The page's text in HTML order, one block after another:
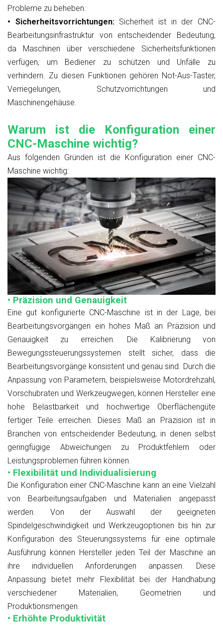
Probleme zu beheben.
• Sicherheitsvorrichtungen:Sicherheit ist in der CNC-
Bearbeitungsinfrastruktur von entscheidender Bedeutung,
da Maschinen über verschiedene Sicherheitsfunktionen
verfügen, um Bediener zu schützen und Unfälle zu
verhindern. Zu diesen Funktionen gehören Not-Aus-Taster,
Verriegelungen, Schutzvorrichtungen und
Maschinengehäuse.
Warum ist die Konfiguration einer
CNC-Maschine wichtig?
Aus folgenden Gründen ist die Konfiguration einer CNC-
Maschine wichtig:
• Präzision und Genauigkeit
Eine gut konfigurierte CNC-Maschine ist in der Lage, bei
Bearbeitungsvorgängen ein hohes Maß an Präzision und
Genauigkeit zu erreichen. Die Kalibrierung von
Bewegungssteuerungssystemen stellt sicher, dass die
Bearbeitungsvorgänge konsistent und genau sind. Durch die
Anpassung von Parametern, beispielsweise Motordrehzahl,
Vorschubraten und Werkzeugwegen, können Hersteller eine
hohe Belastbarkeit und hochwertige Oberflächengüte
fertiger Teile erreichen. Dieses Maß an Präzision ist in
Branchen von entscheidender Bedeutung, in denen selbst
geringfügige Abweichungen zu Produktfehlern oder
Leistungsproblemen führen können.
• Flexibilität und Individualisierung
Die Konfiguration einer CNC-Maschine kann an eine Vielzahl
von Bearbeitungsaufgaben und Materialien angepasst
werden. Von der Auswahl der geeigneten
Spindelgeschwindigkeit und Werkzeugoptionen bis hin zur
Konfiguration des Steuerungssystems für eine optimale
Ausführung können Hersteller jeden Teil der Maschine an
ihre individuellen Anforderungen anpassen. Diese
Anpassung bietet mehr Flexibilität bei der Handhabung
verschiedener Materialien, Geometrien und
Produktionsmengen.
• Erhöhte Produktivität